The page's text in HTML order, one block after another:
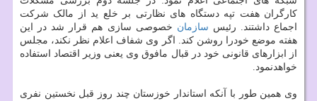
‎کارگران هفت تپه دستگاه های نظارتی بر خلع ید از مالک شرکت
اجماع داشتند. رئیس سازمان خصوصی سازی هم قرار شد در این
هفته موضع خودرا روشن کند. اگر وی شفاف اعلام نظر نکند، مجلس
از ابزارهای قانونی خود در قبال مافوق وی یعنی وزیر اقتصاد استفاده
خواهدنمود.
وی همین طور با آنکه استاندار خوزستان چند روز قبل نخستین نفری